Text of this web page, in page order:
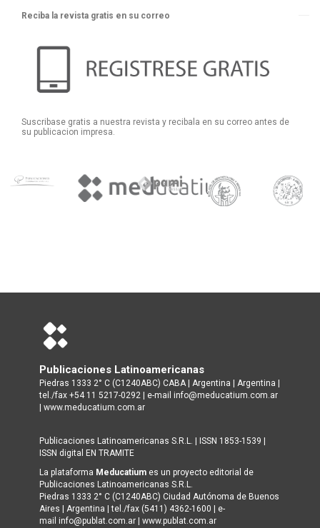
Reciba la revista gratis en su correo
Suscribase gratis a nuestra revista y recibala en su correo antes de
su publicacion impresa.
Publicaciones Latinoamericanas
Piedras 1333 2° C (C1240ABC) CABA | Argentina | Argentina |
tel./fax +54 11 5217-0292 | e-mail info@meducatium.com.ar
| www.meducatium.com.ar
Publicaciones Latinoamericanas S.R.L. | ISSN 1853-1539 |
ISSN digital EN TRAMITE
La plataforma Meducatium es un proyecto editorial de
Publicaciones Latinoamericanas S.R.L.
Piedras 1333 2° C (C1240ABC) Ciudad Autónoma de Buenos
Aires | Argentina | tel./fax (5411) 4362-1600 | e-
mail info@publat.com.ar | www.publat.com.ar